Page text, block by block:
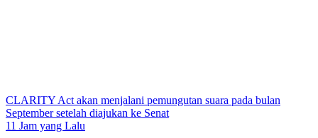
CLARITY Act akan menjalani pemungutan suara pada bulan
September setelah diajukan ke Senat
11 Jam yang Lalu